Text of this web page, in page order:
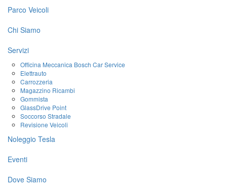
Parco Veicoli
Chi Siamo
Servizi
Officina Meccanica Bosch Car Service
Elettrauto
Carrozzeria
Magazzino Ricambi
Gommista
GlassDrive Point
Soccorso Stradale
Revisione Veicoli
Noleggio Tesla
Eventi
Dove Siamo